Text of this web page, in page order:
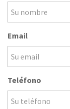
Email
Teléfono